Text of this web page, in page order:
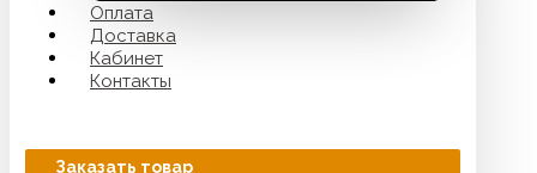
Оплата
Доставка
Кабинет
Контакты
Заказать товар